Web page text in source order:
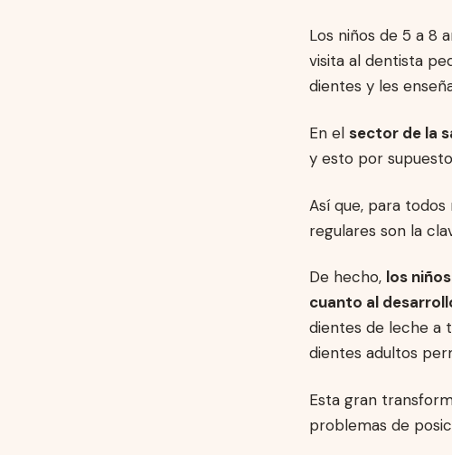
Los niños de 5 a 8
visita al dentista
dientes y les
En el sector de la
y esto por
Así que, para
regulares son la
De hecho, los
cuanto al
dientes de leche a
dientes adultos
Esta gran
problemas de